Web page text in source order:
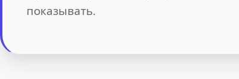
показывать.